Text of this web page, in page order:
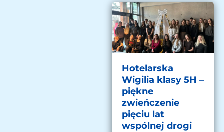
Hotelarska
Wigilia klasy 5H –
piękne
zwieńczenie
pięciu lat
wspólnej drogi